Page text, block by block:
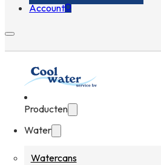
Account0
Producten
Water
Watercans